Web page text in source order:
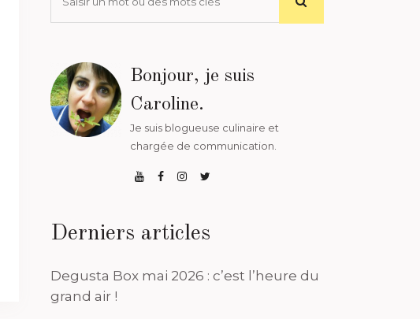
Bonjour, je suis
Caroline.
Je suis blogueuse culinaire et
chargée de communication.
Derniers articles
Degusta Box mai 2026 : c’est l’heure du
grand air !